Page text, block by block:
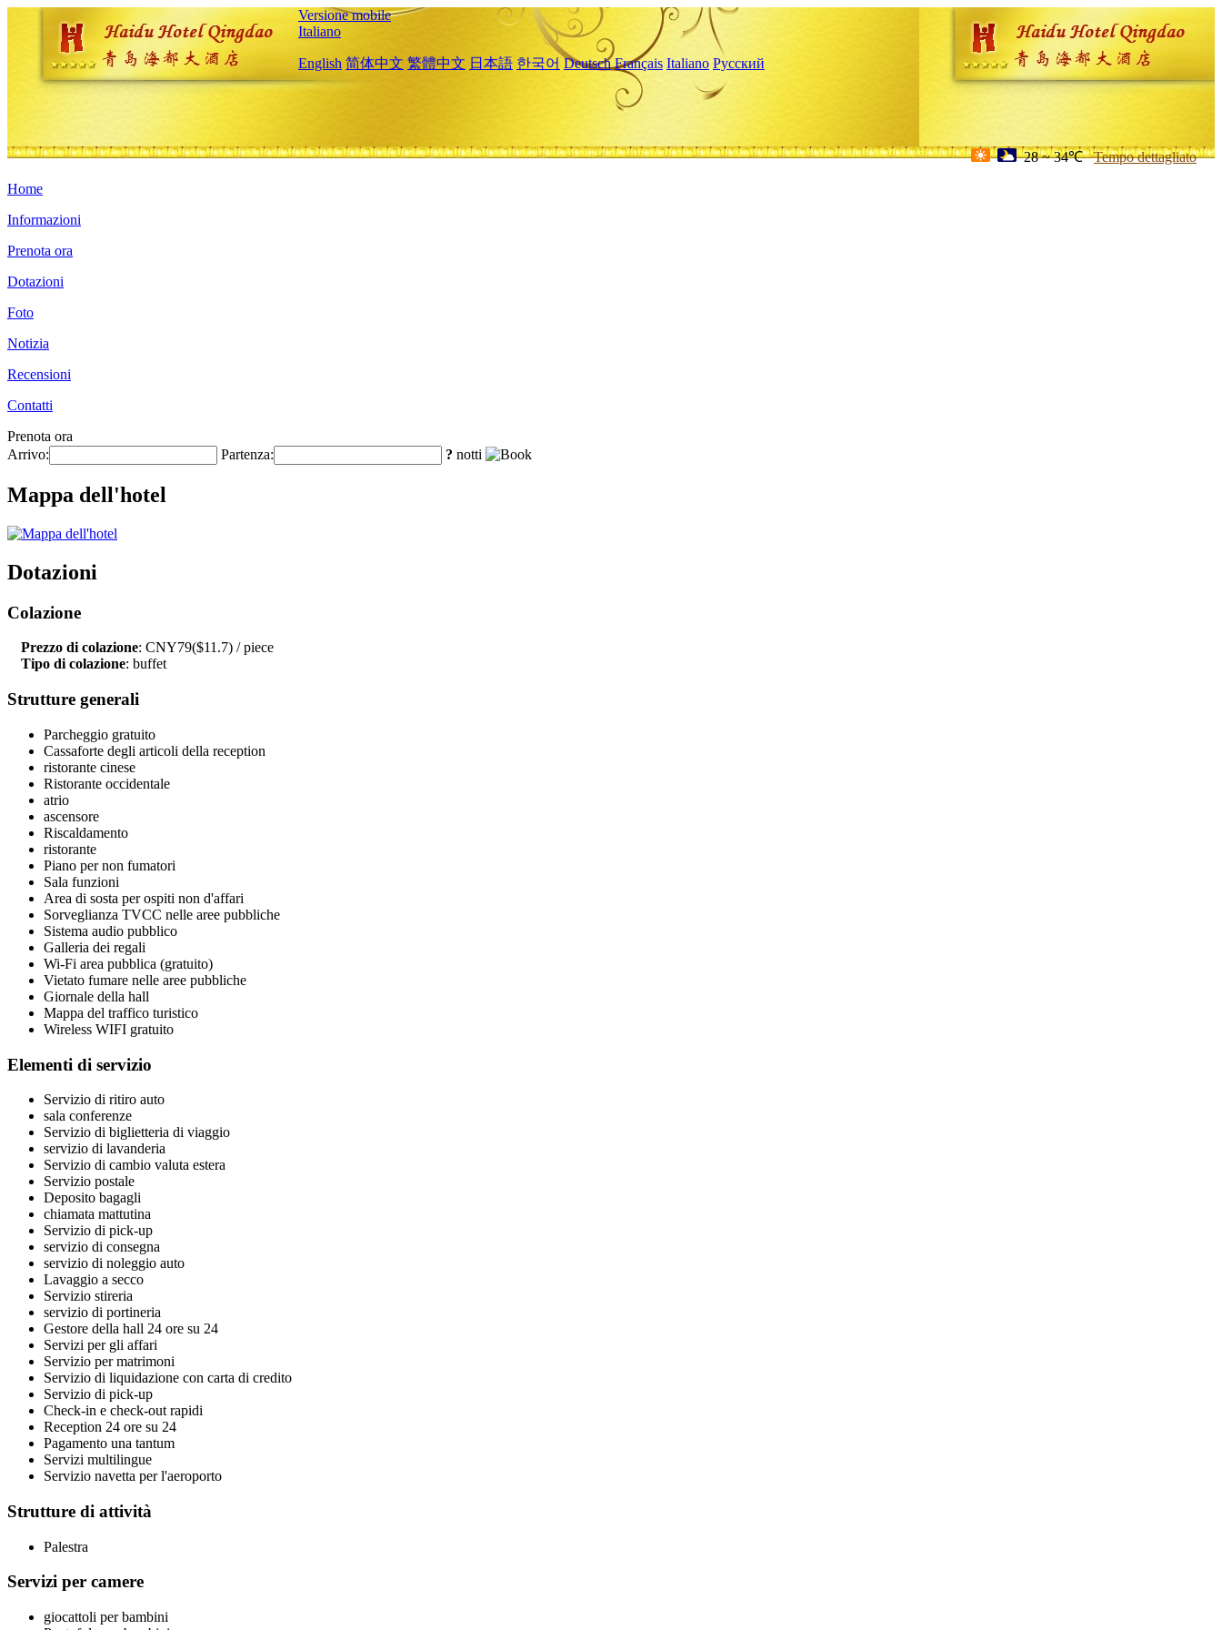
Versione mobile
Italiano
English 简体中文 繁體中文 日本語 한국어 Deutsch Français Italiano Русский
28 ~ 34℃ Tempo dettagliato
Home
Informazioni
Prenota ora
Dotazioni
Foto
Notizia
Recensioni
Contatti
Prenota ora
Arrivo:
Partenza: ? notti
Mappa dell'hotel
Dotazioni
Colazione
Prezzo di colazione: CNY79($11.7) / piece
Tipo di colazione: buffet
Strutture generali
Parcheggio gratuito
Cassaforte degli articoli della reception
ristorante cinese
Ristorante occidentale
atrio
ascensore
Riscaldamento
ristorante
Piano per non fumatori
Sala funzioni
Area di sosta per ospiti non d'affari
Sorveglianza TVCC nelle aree pubbliche
Sistema audio pubblico
Galleria dei regali
Wi-Fi area pubblica (gratuito)
Vietato fumare nelle aree pubbliche
Giornale della hall
Mappa del traffico turistico
Wireless WIFI gratuito
Elementi di servizio
Servizio di ritiro auto
sala conferenze
Servizio di biglietteria di viaggio
servizio di lavanderia
Servizio di cambio valuta estera
Servizio postale
Deposito bagagli
chiamata mattutina
Servizio di pick-up
servizio di consegna
servizio di noleggio auto
Lavaggio a secco
Servizio stireria
servizio di portineria
Gestore della hall 24 ore su 24
Servizi per gli affari
Servizio per matrimoni
Servizio di liquidazione con carta di credito
Servizio di pick-up
Check-in e check-out rapidi
Reception 24 ore su 24
Pagamento una tantum
Servizi multilingue
Servizio navetta per l'aeroporto
Strutture di attività
Palestra
Servizi per camere
giocattoli per bambini